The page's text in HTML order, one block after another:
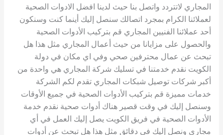
المجاري لاتتردد واتصل بنا حيث لدينا افضل الادوات الصحية
لعملائنا الكرام بمجرد اتصالك سنصل إليك أينما كنت وسنكون
أحد عملائنا الفنيين المجاري قم بتركيب الأدوات الصحية
والحصول على مزايانا من حيث أعمال المجاري مثل هذا هل
تبحث عن عمال محترفين صحي وفي اي مكان في دولة
الكويت نقدم خدمتنا في تسليك شركة المجاري هي واحدة من
أكبر شركات توصيل شبكات المجاري تقدم لكم الشركة
خدمات مميزة قم بتركيب الأدوات الصحية في جميع الأوقات
وسنصل إليك في وقت قصير هناك أدوات صحية نقدم خدمة
الأدوات الصحية في فريق الكويت يصل إليك العمل في أي
مجاري ونصل إليك في دقائق مثل هذا هل تبحث عن أدوات